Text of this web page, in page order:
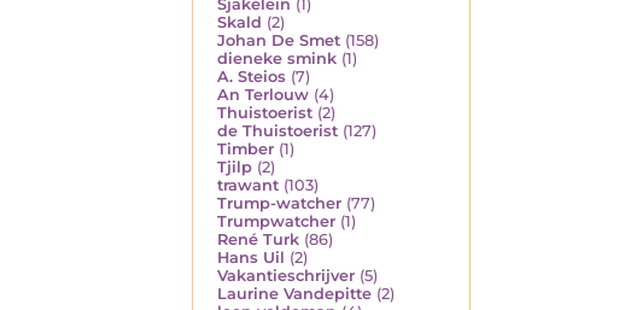
Sjakelein (1)
Skald (2)
Johan De Smet (158)
dieneke smink (1)
A. Steios (7)
An Terlouw (4)
Thuistoerist (2)
de Thuistoerist (127)
Timber (1)
Tjilp (2)
trawant (103)
Trump-watcher (77)
Trumpwatcher (1)
René Turk (86)
Hans Uil (2)
Vakantieschrijver (5)
Laurine Vandepitte (2)